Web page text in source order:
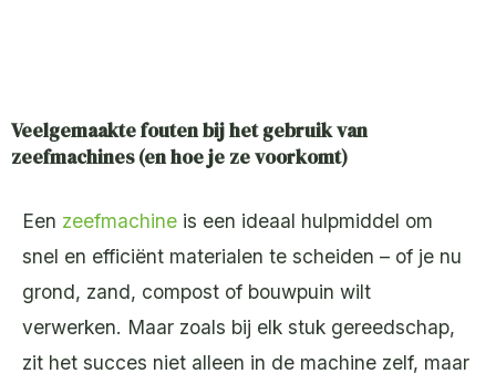
Veelgemaakte fouten bij het gebruik van
zeefmachines (en hoe je ze voorkomt)
Een zeefmachine is een ideaal hulpmiddel om
snel en efficiënt materialen te scheiden – of je nu
grond, zand, compost of bouwpuin wilt
verwerken. Maar zoals bij elk stuk gereedschap,
zit het succes niet alleen in de machine zelf, maar